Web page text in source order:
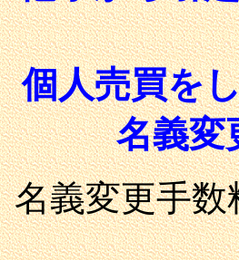
個人売買を
名義変
名義変更手